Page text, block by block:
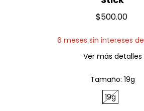
$500.00
6 meses sin intereses de
Ver más detalles
Tamaño: 19g
19g